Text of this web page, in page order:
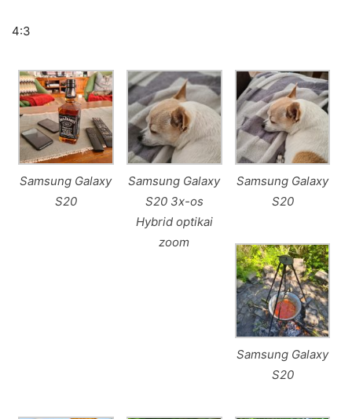
4:3
Samsung Galaxy
S20
Samsung Galaxy
S20 3x-os
Hybrid optikai
zoom
Samsung Galaxy
S20
Samsung Galaxy
S20